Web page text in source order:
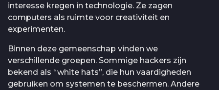
interesse kregen in technologie. Ze zagen
computers als ruimte voor creativiteit en
experimenten.
Binnen deze gemeenschap vinden we
verschillende groepen. Sommige hackers zijn
bekend als “white hats”, die hun vaardigheden
gebruiken om systemen te beschermen. Andere